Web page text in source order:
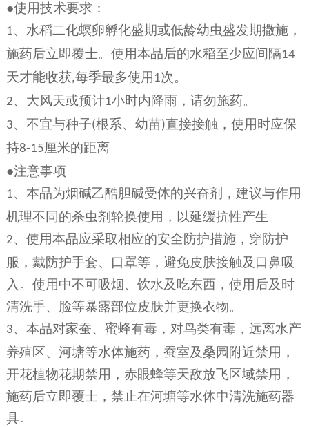
●使用技术要求：
1、水稻二化螟卵孵化盛期或低龄幼虫盛发期撒施，
施药后立即覆士。使用本品后的水稻至少应间隔14
天才能收获,每季最多使用 1次。
2、大风天或预计1小时内降雨，请勿施药。
3、不宜与种子(根系、幼苗)直接接触，使用时应保
持8-15厘米的距离
●注意事项
1、本品为烟碱乙酷胆碱受体的兴奋剂，建议与作用
机理不同的杀虫剂轮换使用，以延缓抗性产生。
2、使用本品应采取相应的安全防护措施，穿防护
服，戴防护手套、口罩等，避免皮肤接触及口鼻吸
入。使用中不可吸烟、饮水及吃东西，使用后及时
清洗手、脸等暴露部位皮肤并更换衣物。
3、本品对家蚕、蜜蜂有毒，对鸟类有毒，远离水产
养殖区、河塘等水体施药，蚕室及桑园附近禁用，
开花植物花期禁用，赤眼蜂等天敌放飞区域禁用，
施药后立即覆士，禁止在河塘等水体中清洗施药器
具。